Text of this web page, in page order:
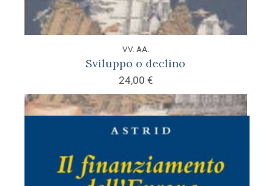
VV. AA.
Sviluppo o declino
24,00 €